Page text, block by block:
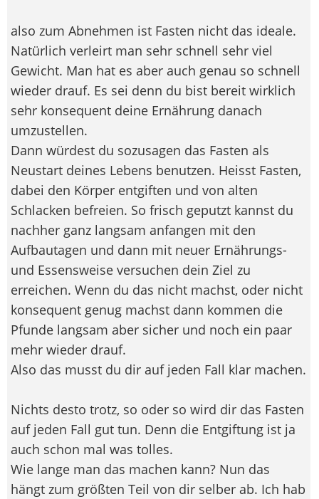
also zum Abnehmen ist Fasten nicht das ideale.
Natürlich verleirt man sehr schnell sehr viel
Gewicht. Man hat es aber auch genau so schnell
wieder drauf. Es sei denn du bist bereit wirklich
sehr konsequent deine Ernährung danach
umzustellen.
Dann würdest du sozusagen das Fasten als
Neustart deines Lebens benutzen. Heisst Fasten,
dabei den Körper entgiften und von alten
Schlacken befreien. So frisch geputzt kannst du
nachher ganz langsam anfangen mit den
Aufbautagen und dann mit neuer Ernährungs-
und Essensweise versuchen dein Ziel zu
erreichen. Wenn du das nicht machst, oder nicht
konsequent genug machst dann kommen die
Pfunde langsam aber sicher und noch ein paar
mehr wieder drauf.
Also das musst du dir auf jeden Fall klar machen.
Nichts desto trotz, so oder so wird dir das Fasten
auf jeden Fall gut tun. Denn die Entgiftung ist ja
auch schon mal was tolles.
Wie lange man das machen kann? Nun das
hängt zum größten Teil von dir selber ab. Ich hab